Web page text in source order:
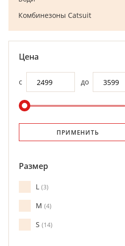
Комбинезоны Catsuit
Цена
с до
ПРИМЕНИТЬ
Размер
L 3
M 4
S 14